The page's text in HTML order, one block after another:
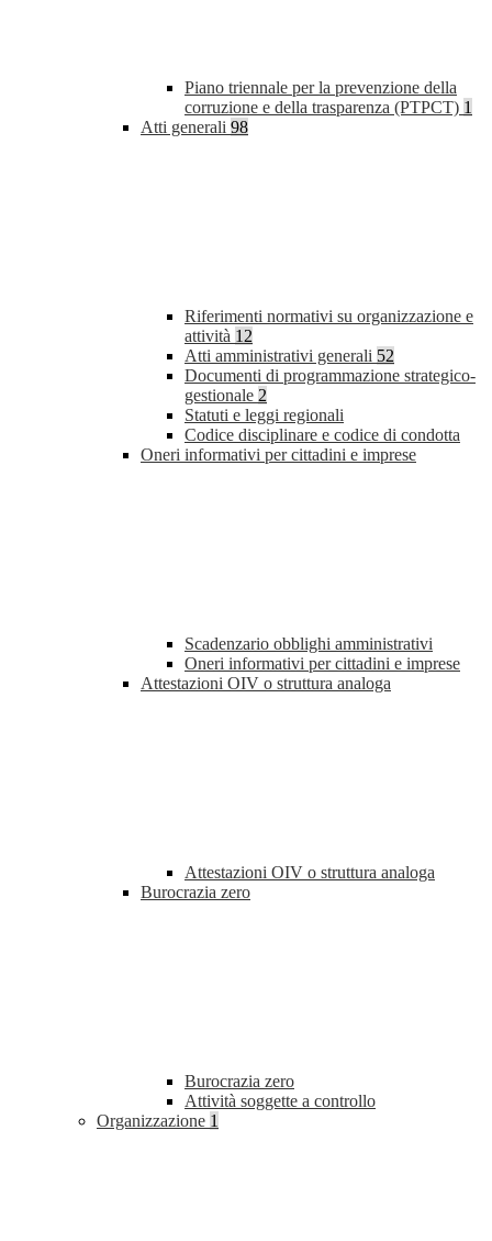
Piano triennale per la prevenzione della
corruzione e della trasparenza (PTPCT) 1
Atti generali 98
Riferimenti normativi su organizzazione e
attività 12
Atti amministrativi generali 52
Documenti di programmazione strategico-
gestionale 2
Statuti e leggi regionali
Codice disciplinare e codice di condotta
Oneri informativi per cittadini e imprese
Scadenzario obblighi amministrativi
Oneri informativi per cittadini e imprese
Attestazioni OIV o struttura analoga
Attestazioni OIV o struttura analoga
Burocrazia zero
Burocrazia zero
Attività soggette a controllo
Organizzazione 1